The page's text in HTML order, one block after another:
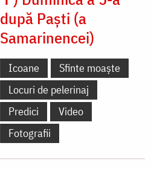
după Paști (a
Samarinencei)
Icoane
Sfinte moaște
Locuri de pelerinaj
Predici
Video
Fotografii